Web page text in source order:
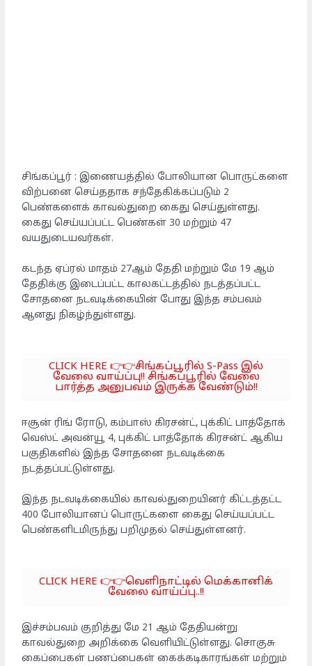
சிங்கப்பூர் : இணையத்தில் போலியான பொருட்களை
விற்பனை செய்ததாக சந்தேகிக்கப்படும் 2
பெண்களைக் காவல்துறை கைது செய்துள்ளது.
கைது செய்யப்பட்ட பெண்கள் 30 மற்றும் 47
வயதுடையவர்கள்.
கடந்த ஏப்ரல் மாதம் 27ஆம் தேதி மற்றும் மே 19 ஆம்
தேதிக்கு இடைப்பட்ட காலகட்டத்தில் நடத்தப்பட்ட
சோதனை நடவடிக்கையின் போது இந்த சம்பவம்
ஆனது நிகழ்ந்துள்ளது.
CLICK HERE 👉👉சிங்கப்பூரில் S-Pass இல்
வேலை வாய்ப்பு!! சிங்கப்பூரில் வேலை
பார்த்த அனுபவம் இருக்க வேண்டும்!!
ஈசூன் ரிங் ரோடு, கம்பாஸ் கிரசன்ட், புக்கிட் பாத்தோக்
வெஸ்ட் அவன்யூ 4, புக்கிட் பாத்தோக் கிரசன்ட் ஆகிய
பகுதிகளில் இந்த சோதனை நடவடிக்கை
நடத்தப்பட்டுள்ளது.
இந்த நடவடிக்கையில் காவல்துறையினர் கிட்டத்தட்ட
400 போலியானப் பொருட்களை கைது செய்யப்பட்ட
பெண்களிடமிருந்து பறிமுதல் செய்துள்ளனர்.
CLICK HERE 👉👉வெளிநாட்டில் மெக்கானிக்
வேலை வாய்ப்பு..!!
இச்சம்பவம் குறித்து மே 21 ஆம் தேதியன்று
காவல்துறை அறிக்கை வெளியிட்டுள்ளது. சொகுசு
கைப்பைகள் பணப்பைகள் கைக்கடிகாரங்கள் மற்றும்